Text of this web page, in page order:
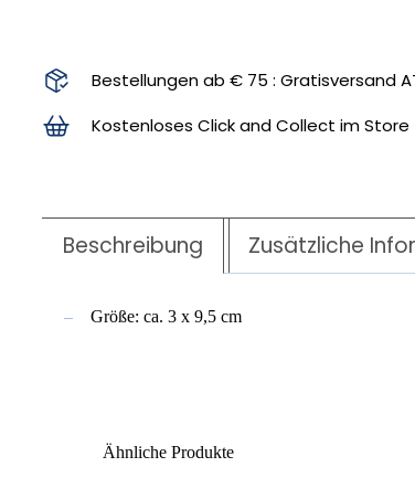
Bestellungen ab € 75 : Gratisversand
Kostenloses Click and Collect im Store
Beschreibung Zusätzliche
Größe: ca. 3 x 9,5 cm
Ähnliche Produkte